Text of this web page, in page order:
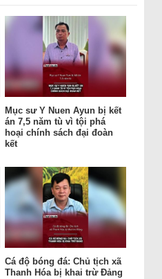
Mục sư Y Nuen Ayun bị kết
án 7,5 năm tù vì tội phá
hoại chính sách đại đoàn
kết
Cá độ bóng đá: Chủ tịch xã
Thanh Hóa bị khai trừ Đảng